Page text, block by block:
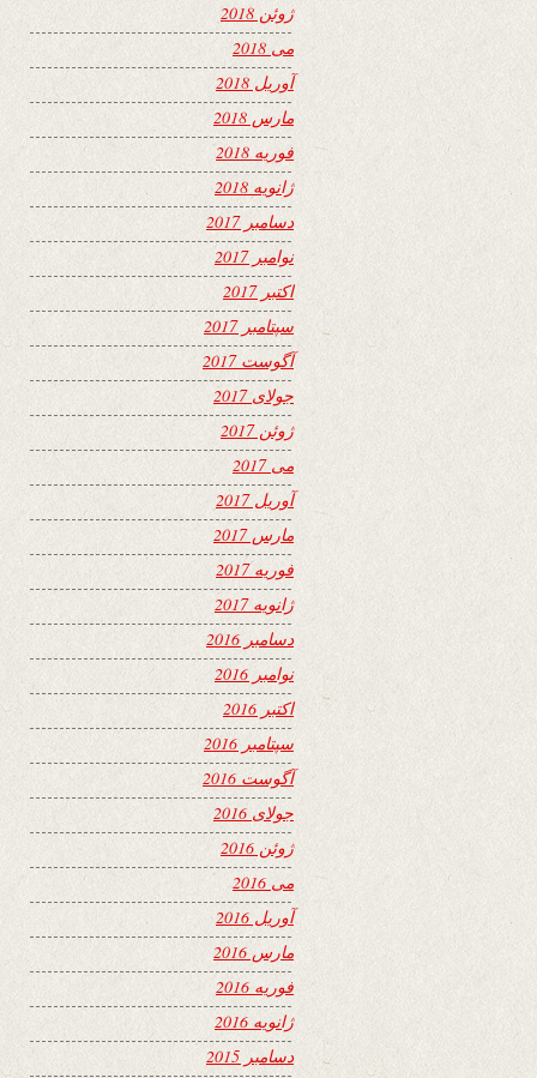
ژوئن 2018
می 2018
آوریل 2018
مارس 2018
فوریه 2018
ژانویه 2018
دسامبر 2017
نوامبر 2017
اکتبر 2017
سپتامبر 2017
آگوست 2017
جولای 2017
ژوئن 2017
می 2017
آوریل 2017
مارس 2017
فوریه 2017
ژانویه 2017
دسامبر 2016
نوامبر 2016
اکتبر 2016
سپتامبر 2016
آگوست 2016
جولای 2016
ژوئن 2016
می 2016
آوریل 2016
مارس 2016
فوریه 2016
ژانویه 2016
دسامبر 2015